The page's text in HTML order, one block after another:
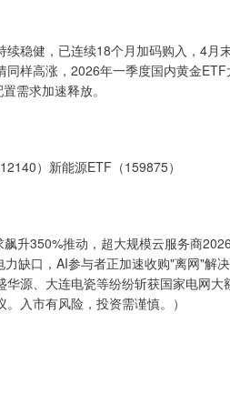
续稳健，已连续18个月加码购入，4
同样高涨，2026年一季度国内黄金
需求加速释放。
）新能源ETF（159875）
升350%推动，超大规模云服务商
缺口，AI参与者正加速收购"离网"解
华源、大连电瓷等纷纷斩获国家电网
入市有风险，投资需谨慎。）